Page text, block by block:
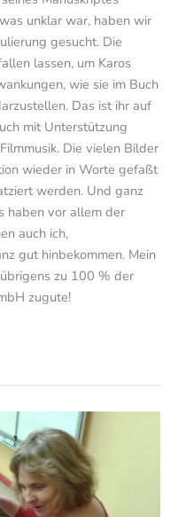
unklar war, haben wir
gesucht. Die
lassen, um Karos
wie sie im Buch
Das ist ihr auf
mit Unterstützung
Die vielen Bilder
wieder in Worte gefaßt
werden. Und ganz
haben vor allem der
auch ich,
gut hinbekommen. Mein
zu 100 % der
zugute!